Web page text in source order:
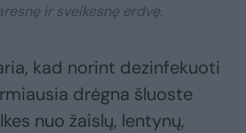
ir sveikesnę erdvę.
kad norint dezinfekuoti
drėgna šluoste
nuo žaislų, lentynų,